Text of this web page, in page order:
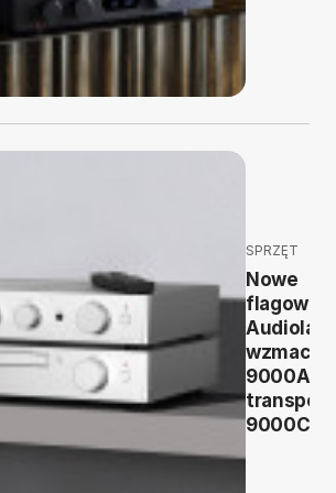
SPRZĘT
Nowe
flagowce
9000A i
transport
9000CDT